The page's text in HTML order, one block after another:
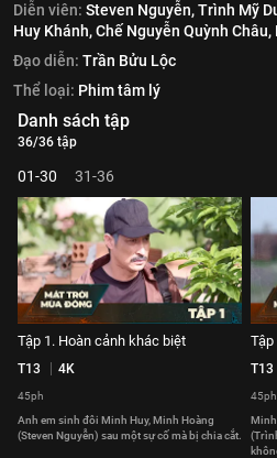
Diễn viên: Steven Nguyễn,Trình Mỹ
Huy Khánh,Chế Nguyễn Quỳnh Châu,
Đạo diễn: Trần Bửu Lộc
Thể loại: Phim tâm lý
Danh sách tập
36/36 tập
01-30 31-36
Tập 1. Hoàn cảnh khác biệt
T13 4K
45ph
Anh em sinh đôi Minh Huy, Minh Hoàng
(Steven Nguyễn) sau một sự cố mà bị chia cắt.
Tập
T13
45ph
Minh